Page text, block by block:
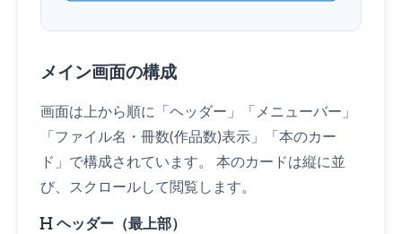
メイン画面の構成
画面は上から順に「ヘッダー」「メニューバー」
「ファイル名・冊数(作品数)表示」「本のカー
ド」で構成されています。 本のカードは縦に並
び、スクロールして閲覧します。
ヘッダー（最上部）